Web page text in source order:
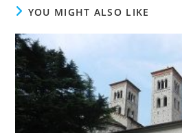
YOU MIGHT ALSO LIKE